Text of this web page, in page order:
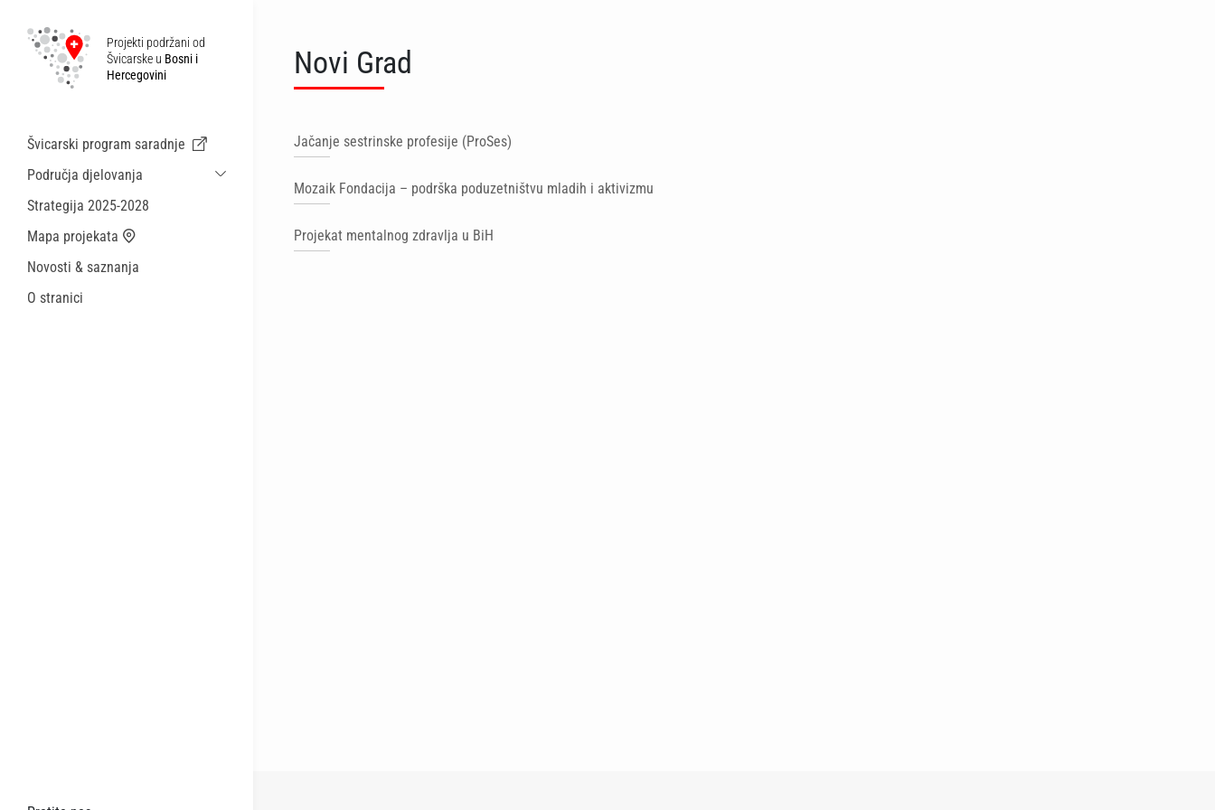
Projekti podržani od
Švicarske u Bosni i
Hercegovini
Švicarski program saradnje
Područja djelovanja
Održiva ekonomska saradnja i migracije
Strategija 2025-2028
Mapa projekata
Novosti & saznanja
O stranici
Novi Grad
Jačanje sestrinske profesije (ProSes)
Mozaik Fondacija – podrška poduzetništvu mladih i aktivizmu
Projekat mentalnog zdravlja u BiH